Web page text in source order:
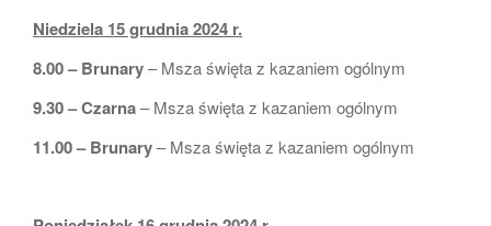
Niedziela 15 grudnia 2024 r.
8.00 – Brunary– Msza święta z kazaniem ogólnym
9.30 – Czarna– Msza święta z kazaniem ogólnym
11.00 – Brunary– Msza święta z kazaniem ogólnym